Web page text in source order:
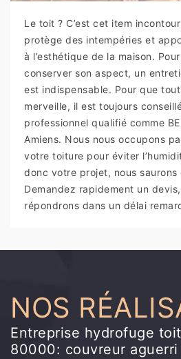
Le toit ? C’est cet item
protège des intempéries et
à l’esthétique de la maison.
conserver son aspect, un
est indispensable. Pour que
merveille, il est toujours
professionnel qualifié comme
Amiens. Nous nous occupons
votre toiture pour éviter
donc votre projet, nous saurons
Demandez rapidement un
répondrons dans un délai
NOS
Entreprise hydrofuge
80000: couvreur aguerri